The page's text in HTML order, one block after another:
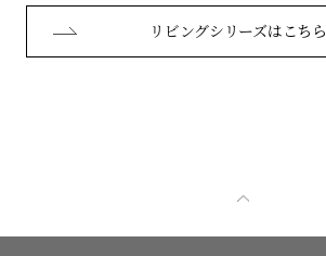
リビングシリーズはこちら